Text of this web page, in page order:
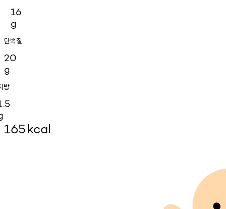
16
g
단백질
20
g
방
165kcal